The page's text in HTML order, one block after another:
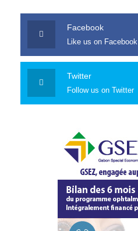
Facebook
Like us on Facebook
Twitter
Follow us on Twitter